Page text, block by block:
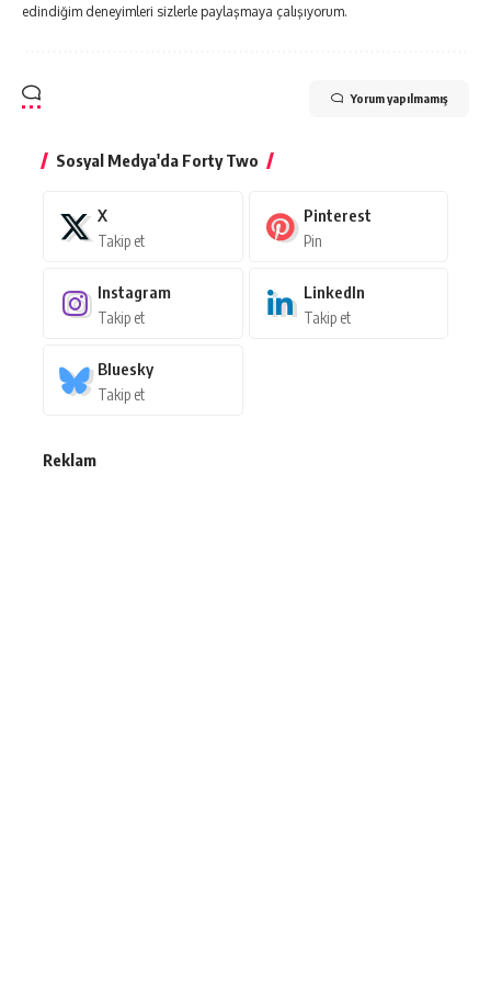
edindiğim deneyimleri sizlerle paylaşmaya çalışıyorum.
Yorum yapılmamış
Sosyal Medya'da Forty Two
X
Takip et
Pinterest
Pin
Instagram
Takip et
LinkedIn
Takip et
Bluesky
Takip et
Reklam